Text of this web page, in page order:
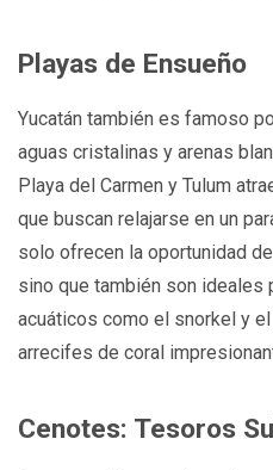
Playas de Ensueño
Yucatán también es famoso
aguas cristalinas y arenas
Playa del Carmen y Tulum
que buscan relajarse en un
solo ofrecen la oportunidad
sino que también son ideales
acuáticos como el snorkel y
arrecifes de coral
Cenotes: Tesoros